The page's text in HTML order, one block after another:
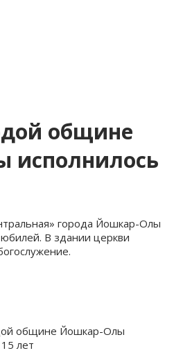
общине
исполнилось
города Йошкар-Олы
В здании церкви
общине Йошкар-Олы
лет